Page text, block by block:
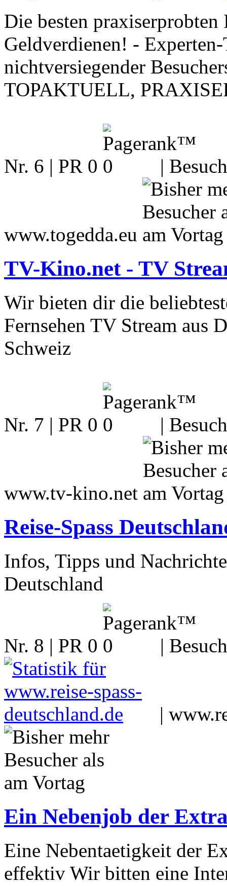
Die besten
Geldverdienen! -
nichtversiegender
TOPAKTUELL,
Nr. 6 | PR 0 |
www.togedda.eu
TV-Kino.net - TV
Wir bieten dir die
Fernsehen TV Stream aus
Schweiz
Nr. 7 | PR 0 |
www.tv-kino.net
Reise-Spass
Infos, Tipps und
Deutschland
Nr. 8 | PR 0 |
|
Ein Nebenjob der
Eine Nebentaetigkeit der
effektiv Wir bitten eine